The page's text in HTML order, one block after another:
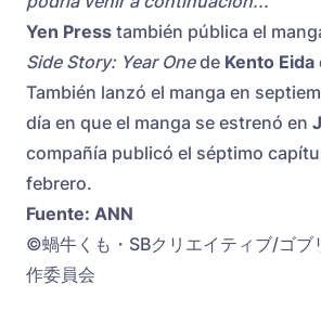
Yen Press también pública el
Side Story: Year Onede Kento Eida
También lanzó el manga en
día en que el manga se estrenó en
compañía publicó el séptimo
febrero.
Fuente: ANN
©蝸牛くも・SBクリエイティブ/ゴブ
作委員会